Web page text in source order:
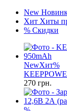
New
Хит Хиты
% Скидки
NewХит%
270 грн.